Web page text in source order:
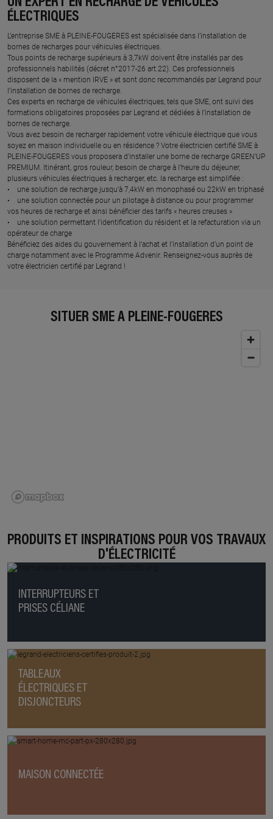
ÉLECTRIQUES
L’entreprise SME à PLEINE-FOUGERES est spécialisée dans l’installation de
bornes de recharges pour véhicules électriques.
Tous points de recharge supérieurs à 3,7kW doivent être installés par des
professionnels habilités (décret n°2017-26 art.22). Ces professionnels
disposent de la « mention IRVE » et sont donc recommandés par Legrand pour
l’installation de bornes de recharge.
Ces experts en recharge de véhicules électriques, tels que SME, ont suivi des
formations obligatoires proposées par Legrand et dédiées à l’installation de
bornes de recharge.
Vous avez besoin de recharger rapidement votre véhicule électrique que vous
soyez en maison individuelle ou en résidence ? Votre électricien certifié SME à
PLEINE-FOUGERES vous proposera d’installer une borne de recharge GREEN’UP
PREMIUM. Itinérant, gros rouleur, besoin de charge à l’heure du déjeuner,
plusieurs véhicules électriques à recharger, etc. la recharge est simplifiée :
• une solution de recharge jusqu’à 7,4kW en monophasé ou 22kW en triphasé
• une solution connectée pour un pilotage à distance ou pour programmer
vos heures de recharge et ainsi bénéficier des tarifs « heures creuses »
• une solution permettant l’identification du résident et la refacturation via un
opérateur de charge
Bénéficiez des aides du gouvernement à l’achat et l’installation d’un point de
charge notamment avec le Programme Advenir. Renseignez-vous auprès de
votre électricien certifié par Legrand !
SITUER SME À PLEINE-FOUGERES
PRODUITS ET INSPIRATIONS POUR VOS TRAVAUX
D'ÉLECTRICITÉ
INTERRUPTEURS ET
PRISES CÉLIANE
TABLEAUX
ÉLECTRIQUES ET
DISJONCTEURS
MAISON CONNECTÉE